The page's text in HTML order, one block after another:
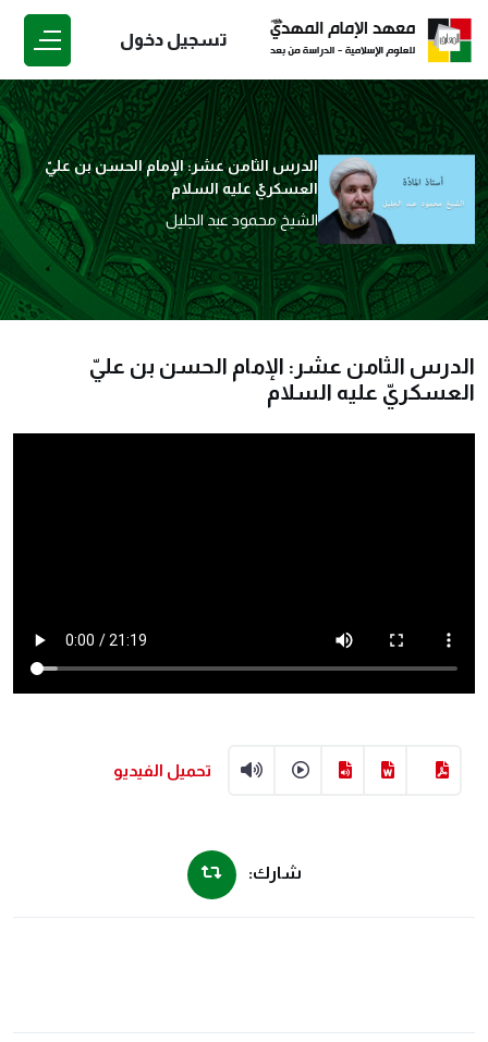
تسجيل دخول
الدرس الثامن عشر: الإمام الحسن بن عليّ
العسكريّ عليه السلام
الشيخ محمود عبد الجليل
الدرس الثامن عشر: الإمام الحسن بن عليّ
العسكريّ عليه السلام
تحميل الفيديو
شارك: